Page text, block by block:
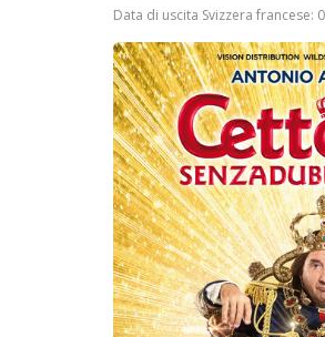
Data di uscita Svizzera francese: